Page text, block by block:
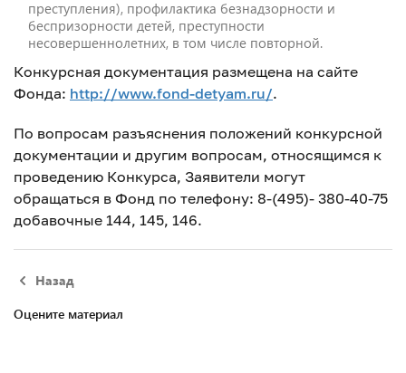
преступления), профилактика безнадзорности и
беспризорности детей, преступности
несовершеннолетних, в том числе повторной.
Конкурсная документация размещена на сайте
Фонда: http://www.fond-detyam.ru/.
По вопросам разъяснения положений конкурсной
документации и другим вопросам, относящимся к
проведению Конкурса, Заявители могут
обращаться в Фонд по телефону: 8-(495)- 380-40-75
добавочные 144, 145, 146.
Назад
Оцените материал